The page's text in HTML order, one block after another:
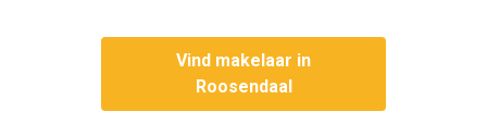
Vind makelaar in
Roosendaal